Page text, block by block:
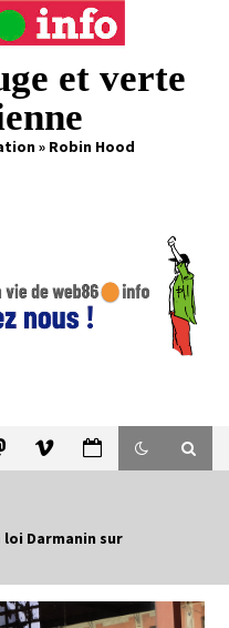
et verte
» Robin Hood
Darmanin sur